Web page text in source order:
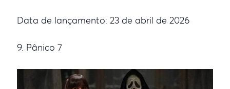
Data de lançamento: 23 de abril de 2026
9. Pânico 7